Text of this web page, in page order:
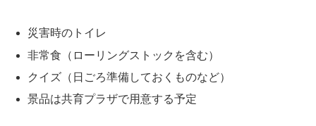
災害時のトイレ
非常食（ローリングストックを含む）
クイズ（日ごろ準備しておくものなど）
景品は共育プラザで用意する予定